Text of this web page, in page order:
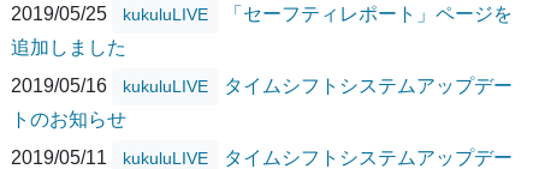
2019/05/25 kukuluLIVE
「セーフティレポート」ページを
追加しました
2019/05/16
kukuluLIVE
タイムシフトシステムアップデー
トのお知らせ
2019/05/11
kukuluLIVE
タイムシフトシステムアップデー